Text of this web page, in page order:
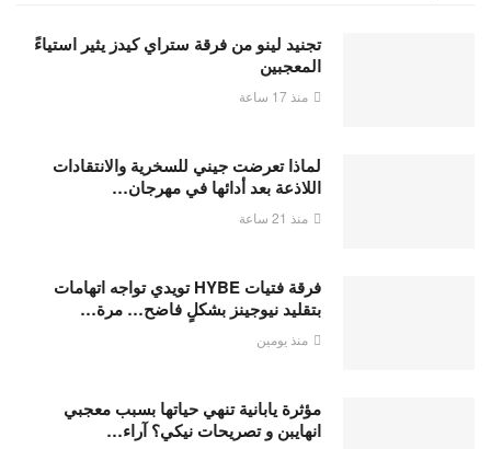
تجنيد لينو من فرقة ستراي كيدز يثير استياءً
المعجبين
منذ 17 ساعة
لماذا تعرضت جيني للسخرية والانتقادات
اللاذعة بعد أدائها في مهرجان…
منذ 21 ساعة
فرقة فتيات HYBE تويدي تواجه اتهامات
بتقليد نيوجينز بشكلٍ فاضح… مرة…
منذ يومين
مؤثرة يابانية تنهي حياتها بسبب معجبي
انهايبن و تصريحات نيكي؟ آراء…